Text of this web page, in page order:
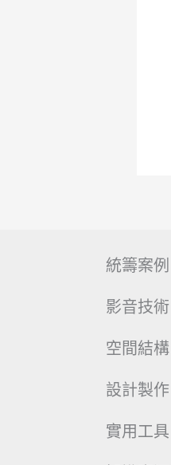
統籌案例
影音技術
空間結構
設計製作
實用工具